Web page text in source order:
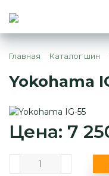
Главная Каталог шин
Yokohama
Цена: 7